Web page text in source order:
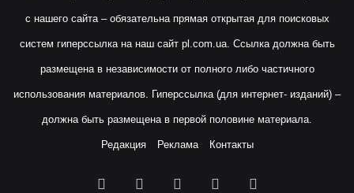
с нашего сайта – обязательна прямая открытая для поисковых
систем гиперссылка на наш сайт pl.com.ua. Ссылка должна быть
размещена в независимости от полного либо частичного
использования материалов. Гиперссылка (для интернет- изданий) –
должна быть размещена в первой половине материала.
Редакция Реклама Контакты
Facebook YouTubeInstagram